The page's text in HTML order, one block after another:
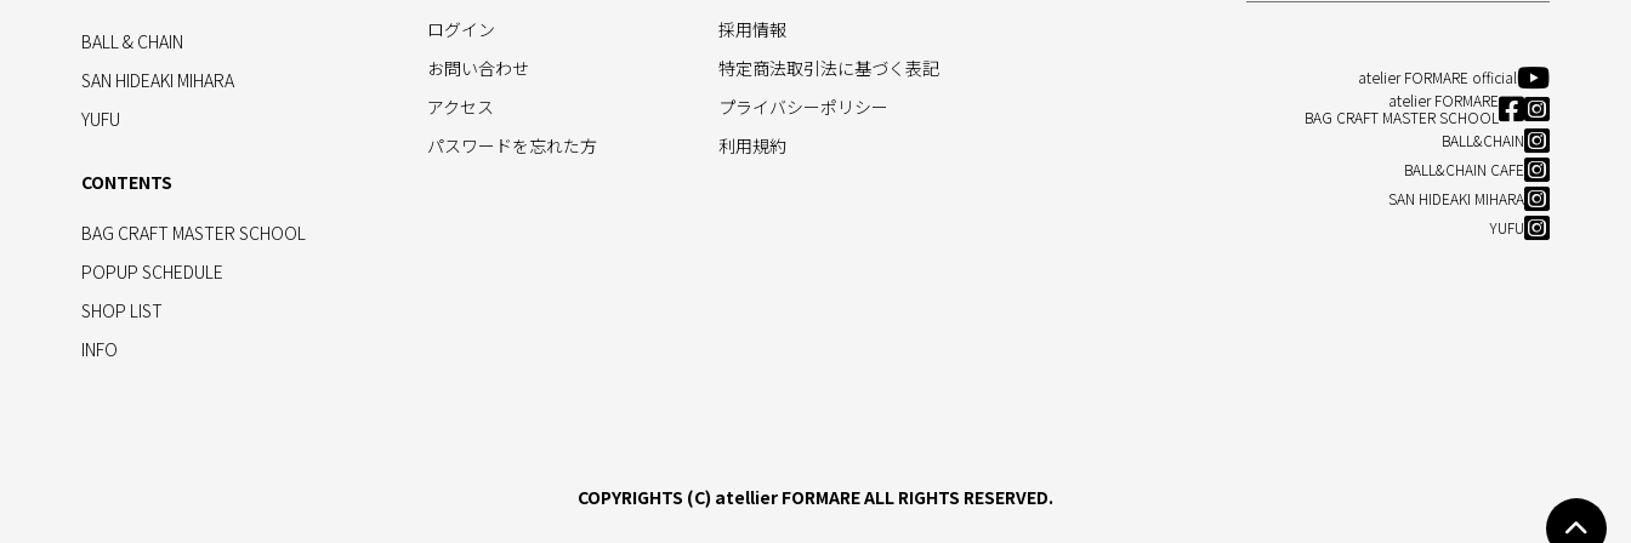
atelier FORMARE official
atelier FORMARE
BAG CRAFT MASTER SCHOOL
BALL&CHAIN
BALL&CHAIN CAFE
SAN HIDEAKI MIHARA
YUFU
BALL & CHAIN
SAN HIDEAKI MIHARA
YUFU
CONTENTS
BAG CRAFT MASTER SCHOOL
POPUP SCHEDULE
SHOP LIST
INFO
ログイン
お問い合わせ
アクセス
パスワードを忘れた方
採用情報
特定商法取引法に基づく表記
プライバシーポリシー
利用規約
COPYRIGHTS (C) atellier FORMAREALL RIGHTS RESERVED.